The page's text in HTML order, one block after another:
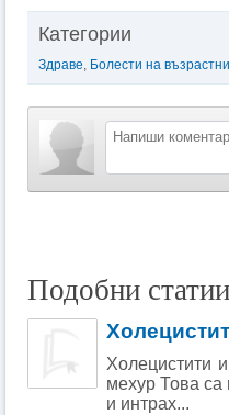
Категории
Здраве, Болести на
Подобни статии
Холецистити
мехур Това са
и интрах...